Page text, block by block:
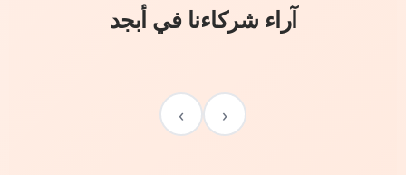
آراء شركاءنا في أبجد
‹
›